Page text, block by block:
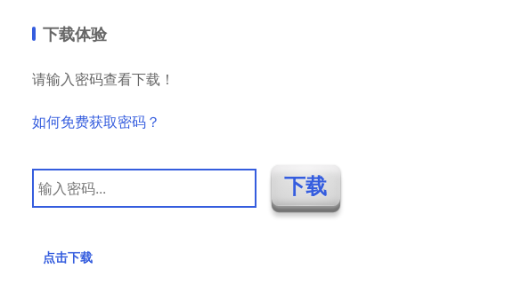
下载体验
请输入密码查看下载！
如何免费获取密码？
点击下载